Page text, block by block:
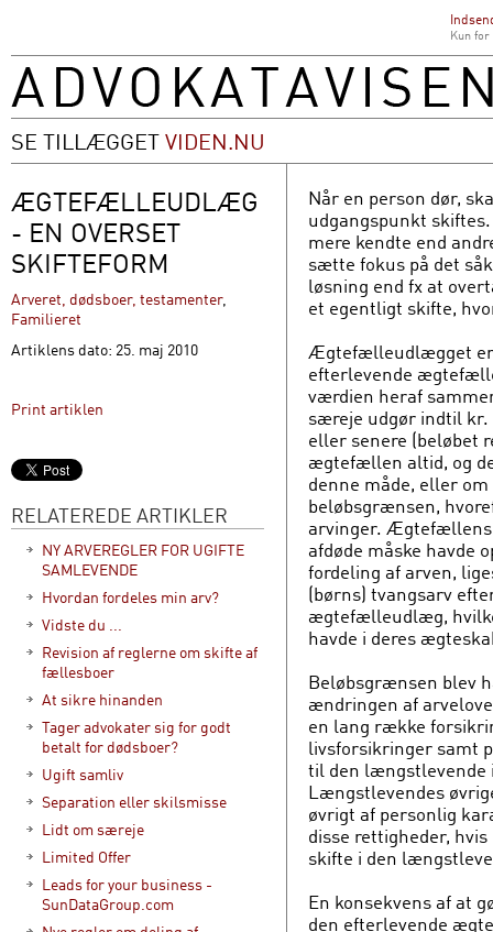
Kun
SE TILLÆGGETVIDEN.NU
ÆGTEFÆLLEUDLÆG
- EN OVERSET
SKIFTEFORM
Arveret, dødsboer, testamenter,
Familieret
Artiklens dato: 25. maj 2010
Print artiklen
RELATEREDE ARTIKLER
NY ARVEREGLER FOR UGIFTE
SAMLEVENDE
Hvordan fordeles min arv?
Vidste du ...
Revision af reglerne om skifte af
fællesboer
At sikre hinanden
Tager advokater sig for godt
betalt for dødsboer?
Ugift samliv
Separation eller skilsmisse
Lidt om særeje
Limited Offer
Leads for your business -
SunDataGroup.com
Når en person dør,
udgangspunkt
mere kendte end
sætte fokus på det
løsning end fx at
et egentligt skifte,
Ægtefælleudlægget er
efterlevende
værdien heraf
særeje udgør indtil kr.
eller senere (beløbet
ægtefællen altid, og
denne måde, eller
beløbsgrænsen,
arvinger. Ægtefællens
afdøde måske havde
fordeling af arven,
(børns) tvangsarv
ægtefælleudlæg,
havde i deres
Beløbsgrænsen blev
ændringen af
en lang række
livsforsikringer samt
til den længstlevende
Længstlevendes
øvrigt af personlig
disse rettigheder,
skifte i den
En konsekvens af at
den efterlevende